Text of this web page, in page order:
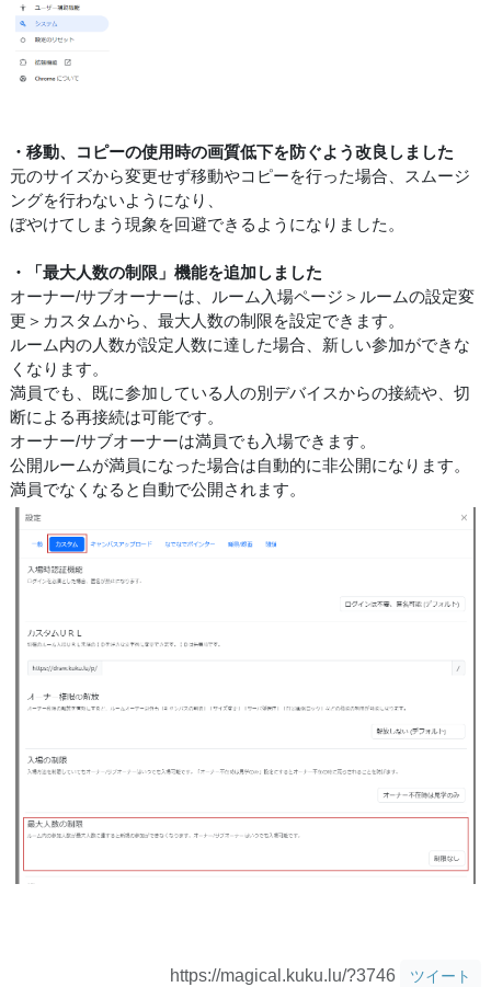
・移動、コピーの使用時の画質低下を防ぐよう改良しました
元のサイズから変更せず移動やコピーを行った場合、スムージ
ングを行わないようになり、
ぼやけてしまう現象を回避できるようになりました。
・「最大人数の制限」機能を追加しました
オーナー/サブオーナーは、ルーム入場ページ＞ルームの設定変
更＞カスタムから、最大人数の制限を設定できます。
ルーム内の人数が設定人数に達した場合、新しい参加ができな
くなります。
満員でも、既に参加している人の別デバイスからの接続や、切
断による再接続は可能です。
オーナー/サブオーナーは満員でも入場できます。
公開ルームが満員になった場合は自動的に非公開になります。
満員でなくなると自動で公開されます。
https://magical.kuku.lu/?3746 ツイート